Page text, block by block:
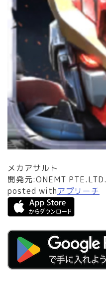
メカアサルト
開発元:ONEMT PTE.LTD.
posted withアプリーチ